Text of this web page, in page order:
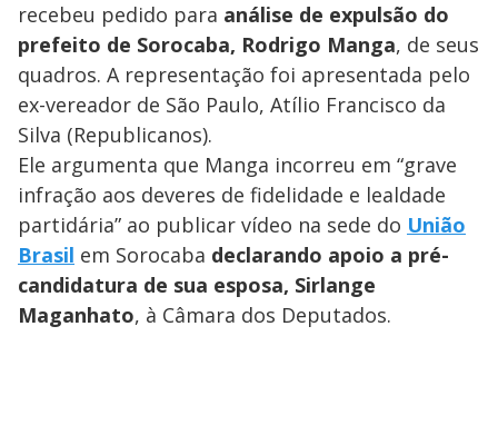
recebeu pedido para análise de expulsão do
prefeito de Sorocaba, Rodrigo Manga, de seus
quadros. A representação foi apresentada pelo
ex-vereador de São Paulo, Atílio Francisco da
Silva (Republicanos).
Ele argumenta que Manga incorreu em “grave
infração aos deveres de fidelidade e lealdade
partidária” ao publicar vídeo na sede do União
Brasil em Sorocaba declarando apoio a pré-
candidatura de sua esposa, Sirlange
Maganhato, à Câmara dos Deputados.